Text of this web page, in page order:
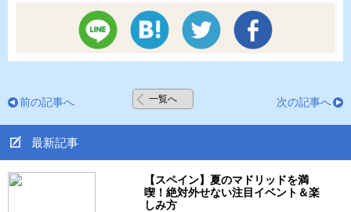
前の記事へ 一覧へ 次の記事へ
最新記事
【スペイン】夏のマドリッドを満
喫！絶対外せない注目イベント＆楽
しみ方